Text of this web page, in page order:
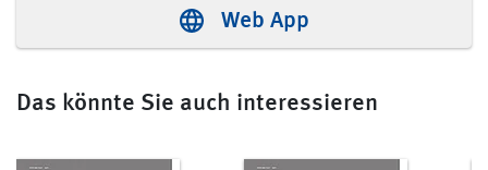
Web App
Das könnte Sie auch interessieren